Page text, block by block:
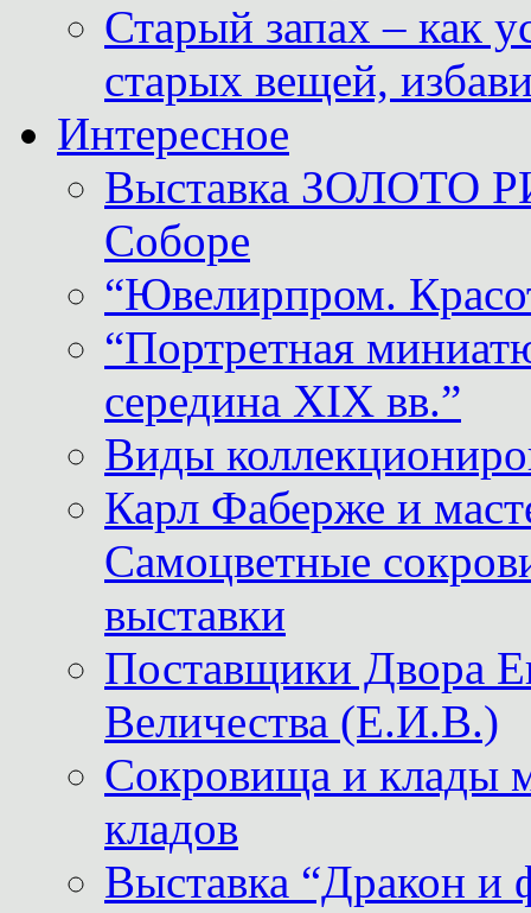
Старый запах – как
старых вещей,
Интересное
Выставка ЗОЛОТО
Соборе
“Ювелирпром.
“Портретная
середина XIX вв.”
Виды
Карл Фаберже и
Самоцветные
выставки
Поставщики
Величества (Е.И.В.)
Сокровища и клады
кладов
Выставка “Дракон и